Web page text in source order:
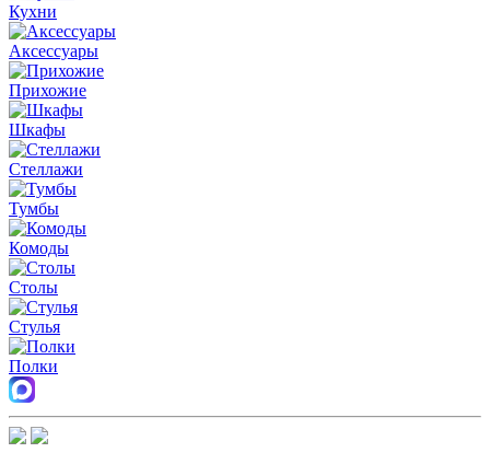
Кухни
Аксессуары
Прихожие
Шкафы
Стеллажи
Тумбы
Комоды
Столы
Стулья
Полки